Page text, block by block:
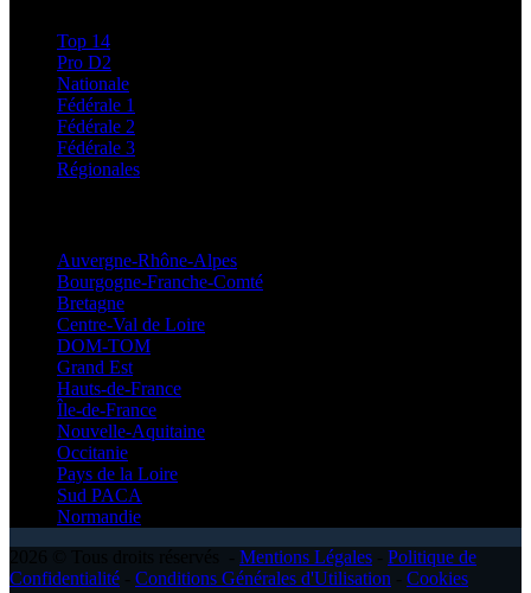
Top 14
Pro D2
Nationale
Fédérale 1
Fédérale 2
Fédérale 3
Régionales
Auvergne-Rhône-Alpes
Bourgogne-Franche-Comté
Bretagne
Centre-Val de Loire
DOM-TOM
Grand Est
Hauts-de-France
Île-de-France
Nouvelle-Aquitaine
Occitanie
Pays de la Loire
Sud PACA
Normandie
Mentions Légales
Politique de
Confidentialité
Conditions Générales d'Utilisation
Cookies